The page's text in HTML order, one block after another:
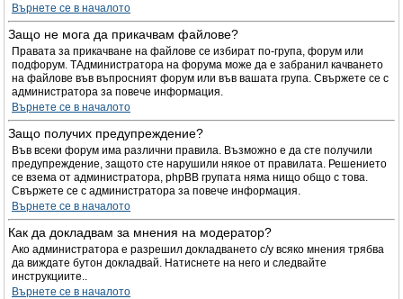
Върнете се в началото
Защо не мога да прикачвам файлове?
Правата за прикачване на файлове се избират по-група, форум или
подфорум. TАдминистратора на форума може да е забранил качването
на файлове във въпросният форум или във вашата група. Свържете се с
администратора за повече информация.
Върнете се в началото
Защо получих предупреждение?
Във всеки форум има различни правила. Възможно е да сте получили
предупреждение, защото сте нарушили някое от правилата. Решението
се взема от администратора, phpBB групата няма нищо общо с това.
Свържете се с администратора за повече информация.
Върнете се в началото
Как да докладвам за мнения на модератор?
Ако администратора е разрешил докладването с/у всяко мнения трябва
да виждате бутон докладвай. Натиснете на него и следвайте
инструкциите..
Върнете се в началото